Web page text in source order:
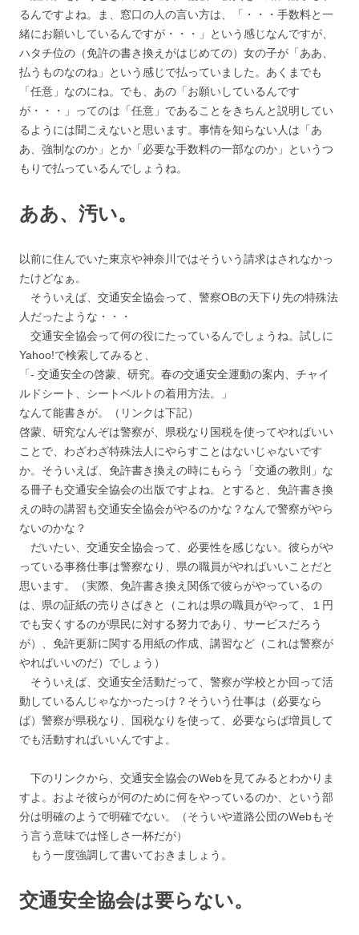
るんですよね。ま、窓口の人の言い方は、「・・・手数料と一
緒にお願いしているんですが・・・」という感じなんですが、
ハタチ位の（免許の書き換えがはじめての）女の子が「ああ、
払うものなのね」という感じで払っていました。あくまでも
「任意」なのにね。でも、あの「お願いしているんです
が・・・」ってのは「任意」であることをきちんと説明してい
るようには聞こえないと思います。事情を知らない人は「あ
あ、強制なのか」とか「必要な手数料の一部なのか」というつ
もりで払っているんでしょうね。
ああ、汚い。
以前に住んでいた東京や神奈川ではそういう請求はされなかっ
たけどなぁ。
そういえば、交通安全協会って、警察OBの天下り先の特殊法
人だったような・・・
交通安全協会って何の役にたっているんでしょうね。試しに
Yahoo!で検索してみると、
「- 交通安全の啓蒙、研究。春の交通安全運動の案内、チャイ
ルドシート、シートベルトの着用方法。」
なんて能書きが。（リンクは下記）
啓蒙、研究なんぞは警察が、県税なり国税を使ってやればいい
ことで、わざわざ特殊法人にやらすことはないじゃないです
か。そういえば、免許書き換えの時にもらう「交通の教則」な
る冊子も交通安全協会の出版ですよね。とすると、免許書き換
えの時の講習も交通安全協会がやるのかな？なんで警察がやら
ないのかな？
だいたい、交通安全協会って、必要性を感じない。彼らがや
っている事務仕事は警察なり、県の職員がやればいいことだと
思います。（実際、免許書き換え関係で彼らがやっているの
は、県の証紙の売りさばきと（これは県の職員がやって、１円
でも安くするのが県民に対する努力であり、サービスだろう
が）、免許更新に関する用紙の作成、講習など（これは警察が
やればいいのだ）でしょう）
そういえば、交通安全活動だって、警察が学校とか回って活
動しているんじゃなかったっけ？そういう仕事は（必要なら
ば）警察が県税なり、国税なりを使って、必要ならば増員して
でも活動すればいいんですよ。
下のリンクから、交通安全協会のWebを見てみるとわかりま
すよ。およそ彼らが何のために何をやっているのか、という部
分は明確のようで明確でない。（そういや道路公団のWebもそ
う言う意味では怪しさ一杯だが）
もう一度強調して書いておきましょう。
交通安全協会は要らない。